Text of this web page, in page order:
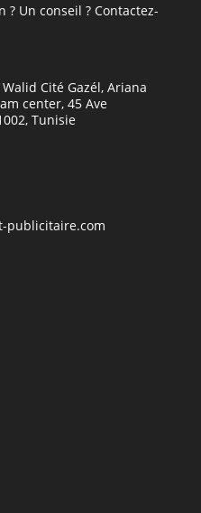
? Un conseil ? Contactez-
Cité Gazél, Ariana
center, 45 Ave
Tunisie
publicitaire.com